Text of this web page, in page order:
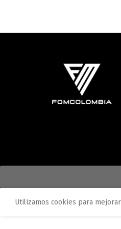
Utilizamos cookies para